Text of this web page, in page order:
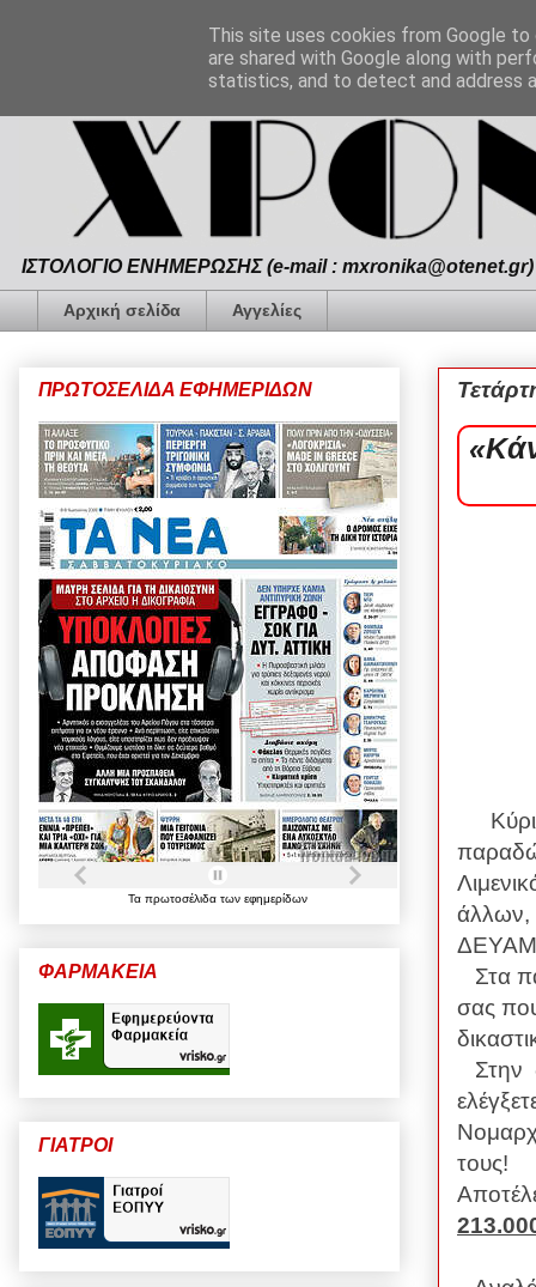
ΙΣΤΟΛΟΓΙΟ ΕΝΗΜΕΡΩΣΗΣ (e-mail :
Αρχική σελίδα Αγγελίες
ΔΕΥΑΜ,
Στα
σας
Στην
τους!
ΠΡΩΤΟΣΕΛΙΔΑ ΕΦΗΜΕΡΙΔΩΝ
Τα πρωτοσέλιδα των εφημερίδων
ΦΑΡΜΑΚΕΙΑ
ΓΙΑΤΡΟΙ
This site uses cookies from Google
are shared with Google along with
statistics, and to detect and address